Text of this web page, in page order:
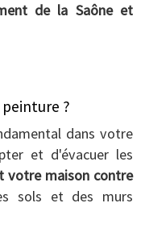
de la Saône et
?
dans votre
et d'évacuer les
votre maison contre
sols et des murs